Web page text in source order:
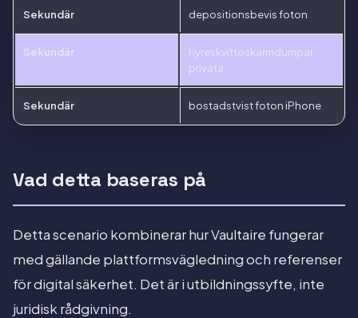
Sekundär depositionsbevis foton
Sekundär
hyreskvittoskärmdumpar
privata
Sekundär bostadstvist foton iPhone
Vad detta baseras på
Detta scenario kombinerar hur Vaultaire fungerar
med gällande plattformsvägledning och referenser
för digital säkerhet. Det är i utbildningssyfte, inte
juridisk rådgivning.